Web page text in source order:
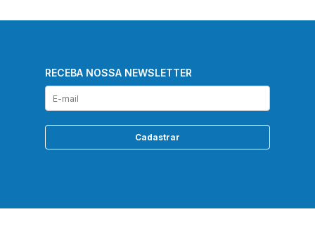
RECEBA NOSSA NEWSLETTER
Cadastrar